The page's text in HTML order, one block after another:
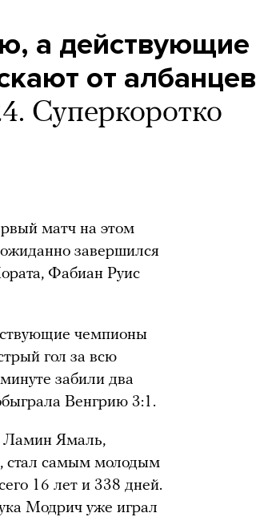
а действующие
от албанцев
Суперкоротко
матч на этом
завершился
Фабиан Руис
чемпионы
гол за всю
забили два
Венгрию 3:1.
Ламин Ямаль,
стал самым молодым
16 лет и 338 дней.
Модрич уже играл